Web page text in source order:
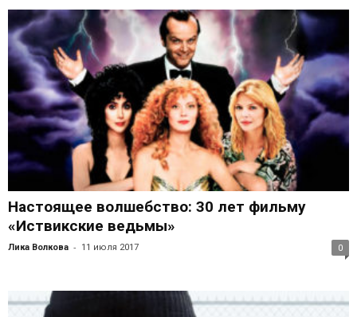
Настоящее волшебство: 30 лет фильму
«Иствикские ведьмы»
Лика Волкова - 11 июля 2017 0